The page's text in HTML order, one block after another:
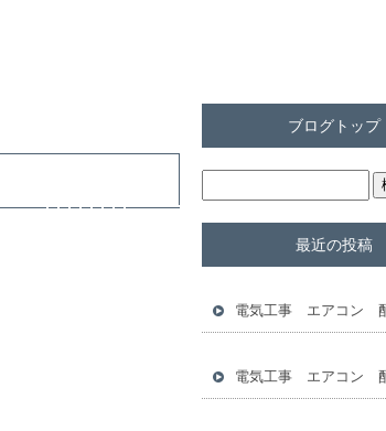
ブログトップ
最近の投稿